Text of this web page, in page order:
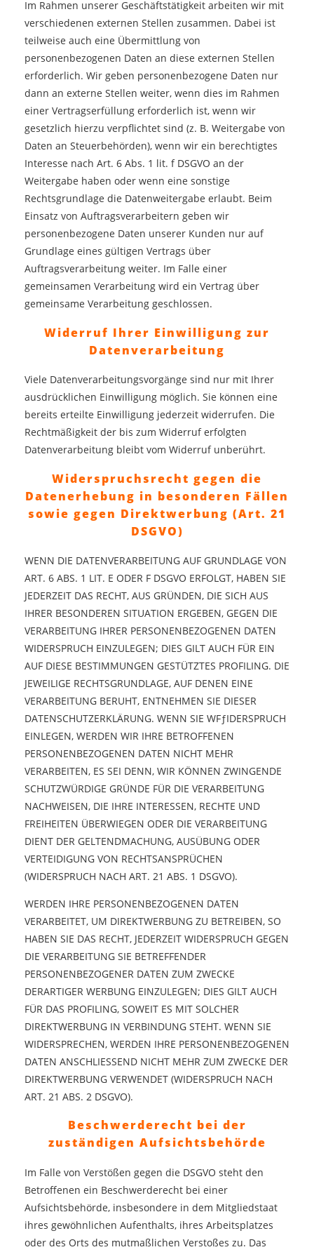
Im Rahmen unserer Geschäftstätigkeit arbeiten wir mit
verschiedenen externen Stellen zusammen. Dabei ist
teilweise auch eine Übermittlung von
personenbezogenen Daten an diese externen Stellen
erforderlich. Wir geben personenbezogene Daten nur
dann an externe Stellen weiter, wenn dies im Rahmen
einer Vertragserfüllung erforderlich ist, wenn wir
gesetzlich hierzu verpflichtet sind (z. B. Weitergabe von
Daten an Steuerbehörden), wenn wir ein berechtigtes
Interesse nach Art. 6 Abs. 1 lit. f DSGVO an der
Weitergabe haben oder wenn eine sonstige
Rechtsgrundlage die Datenweitergabe erlaubt. Beim
Einsatz von Auftragsverarbeitern geben wir
personenbezogene Daten unserer Kunden nur auf
Grundlage eines gültigen Vertrags über
Auftragsverarbeitung weiter. Im Falle einer
gemeinsamen Verarbeitung wird ein Vertrag über
gemeinsame Verarbeitung geschlossen.
Widerruf Ihrer Einwilligung zur
Datenverarbeitung
Viele Datenverarbeitungsvorgänge sind nur mit Ihrer
ausdrücklichen Einwilligung möglich. Sie können eine
bereits erteilte Einwilligung jederzeit widerrufen. Die
Rechtmäßigkeit der bis zum Widerruf erfolgten
Datenverarbeitung bleibt vom Widerruf unberührt.
Widerspruchsrecht gegen die
Datenerhebung in besonderen Fällen
sowie gegen Direktwerbung (Art. 21
DSGVO)
WENN DIE DATENVERARBEITUNG AUF GRUNDLAGE VON
ART. 6 ABS. 1 LIT. E ODER F DSGVO ERFOLGT, HABEN SIE
JEDERZEIT DAS RECHT, AUS GRÜNDEN, DIE SICH AUS
IHRER BESONDEREN SITUATION ERGEBEN, GEGEN DIE
VERARBEITUNG IHRER PERSONENBEZOGENEN DATEN
WIDERSPRUCH EINZULEGEN; DIES GILT AUCH FÜR EIN
AUF DIESE BESTIMMUNGEN GESTÜTZTES PROFILING. DIE
JEWEILIGE RECHTSGRUNDLAGE, AUF DENEN EINE
VERARBEITUNG BERUHT, ENTNEHMEN SIE DIESER
DATENSCHUTZERKLÄRUNG. WENN SIE WFƒIDERSPRUCH
EINLEGEN, WERDEN WIR IHRE BETROFFENEN
PERSONENBEZOGENEN DATEN NICHT MEHR
VERARBEITEN, ES SEI DENN, WIR KÖNNEN ZWINGENDE
SCHUTZWÜRDIGE GRÜNDE FÜR DIE VERARBEITUNG
NACHWEISEN, DIE IHRE INTERESSEN, RECHTE UND
FREIHEITEN ÜBERWIEGEN ODER DIE VERARBEITUNG
DIENT DER GELTENDMACHUNG, AUSÜBUNG ODER
VERTEIDIGUNG VON RECHTSANSPRÜCHEN
(WIDERSPRUCH NACH ART. 21 ABS. 1 DSGVO).
WERDEN IHRE PERSONENBEZOGENEN DATEN
VERARBEITET, UM DIREKTWERBUNG ZU BETREIBEN, SO
HABEN SIE DAS RECHT, JEDERZEIT WIDERSPRUCH GEGEN
DIE VERARBEITUNG SIE BETREFFENDER
PERSONENBEZOGENER DATEN ZUM ZWECKE
DERARTIGER WERBUNG EINZULEGEN; DIES GILT AUCH
FÜR DAS PROFILING, SOWEIT ES MIT SOLCHER
DIREKTWERBUNG IN VERBINDUNG STEHT. WENN SIE
WIDERSPRECHEN, WERDEN IHRE PERSONENBEZOGENEN
DATEN ANSCHLIESSEND NICHT MEHR ZUM ZWECKE DER
DIREKTWERBUNG VERWENDET (WIDERSPRUCH NACH
ART. 21 ABS. 2 DSGVO).
Beschwerde­recht bei der
zuständigen Aufsichts­behörde
Im Falle von Verstößen gegen die DSGVO steht den
Betroffenen ein Beschwerderecht bei einer
Aufsichtsbehörde, insbesondere in dem Mitgliedstaat
ihres gewöhnlichen Aufenthalts, ihres Arbeitsplatzes
oder des Orts des mutmaßlichen Verstoßes zu. Das